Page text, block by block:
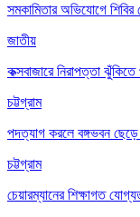
সমকামিতার অভিযোগে শিবির
জাতীয়
কক্সবাজারে নিরাপত্তা
চট্টগ্রাম
পদত্যাগ করলে বঙ্গভবন ছেড়ে
চট্টগ্রাম
চেয়ারম্যানের শিক্ষাগত